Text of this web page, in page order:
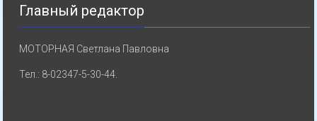
Главный редактор
МОТОРНАЯ Светлана Павловна
Тел.: 8-02347-5-30-44.